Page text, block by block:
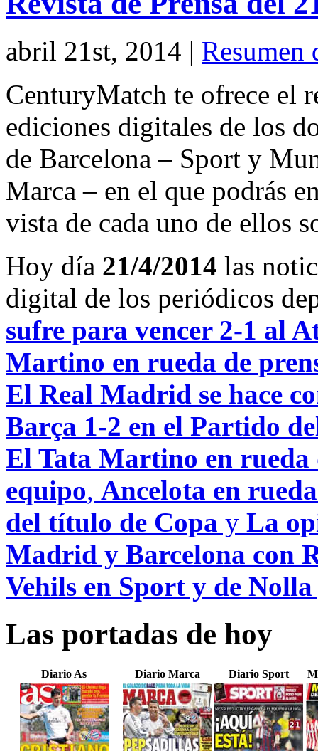
abril 21st, 2014 | Resumen
CenturyMatch te ofrece el
ediciones digitales de los
de Barcelona – Sport y
Marca – en el que podrás
vista de cada uno de ellos
Hoy día 21/4/2014 las
digital de los periódicos
sufre para vencer 2-1 al
Martino en rueda de
El Real Madrid se hace
Barça 1-2 en el Partido
El Tata Martino en rueda
equipo, Ancelota en
del título de Copa y La
Madrid y Barcelona con
Vehils en Sport y de
Las portadas de hoy
Diario As Diario Marca Diario Sport